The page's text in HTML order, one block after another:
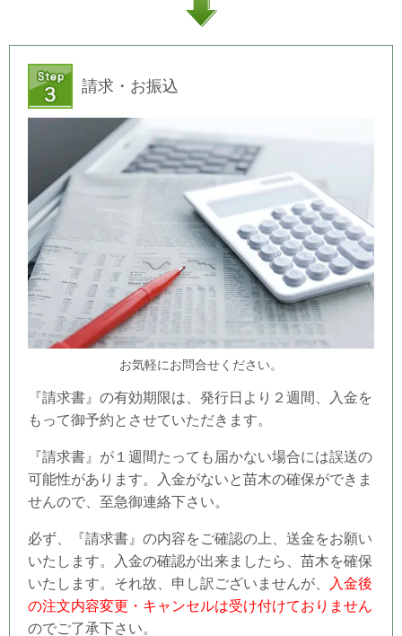
請求・お振込
お気軽にお問合せください。
『請求書』の有効期限は、発行日より２週間、入金を
もって御予約とさせていただきます。
『請求書』が１週間たっても届かない場合には誤送の
可能性があります。入金がないと苗木の確保ができま
せんので、至急御連絡下さい。
必ず、『請求書』の内容をご確認の上、送金をお願い
いたします。入金の確認が出来ましたら、苗木を確保
いたします。それ故、申し訳ございませんが、
入金後
の注文内容変更・キャンセルは受け付けておりません
のでご了承下さい。